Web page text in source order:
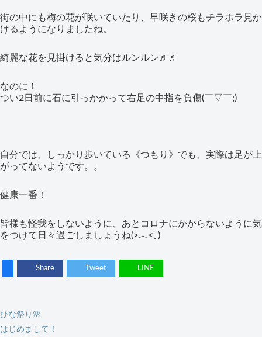
街の中にも梅の花が咲いていたり、早咲きの桜もチラホラ見か
けるようになりましたね。
綺麗な花を見掛けると気分はルンルン♬♬
なのに！
つい2日前に石に引っかかって右足の中指を負傷(￣▽￣;)
自分では、しっかり歩いている《つもり》でも、実際は足が上
がってないようです。。
健康一番！
皆様も怪我をしないように、あとコロナにかからないように気
をつけて日々過ごしましょうね(>︿<｡)
Share Tweet LINE
ひな祭り🌸
はじめまして！